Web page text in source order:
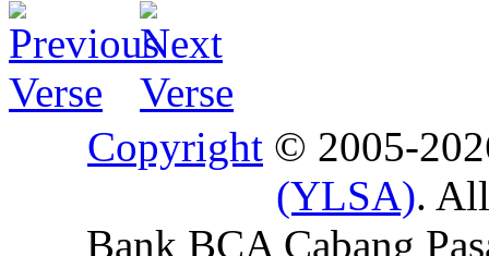
Copyright © 2005-
(YLSA).
Bank BCA Cabang